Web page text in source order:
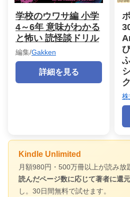
学校のウワサ編 小学
4～6年 意味がわかる
と怖い 読怪談ドリル
編集/Gakken
詳細を見る
Kindle Unlimited
月額980円・500万冊以上が読み放
読んだページ数に応じて著者に還
し。30日間無料で試せます。